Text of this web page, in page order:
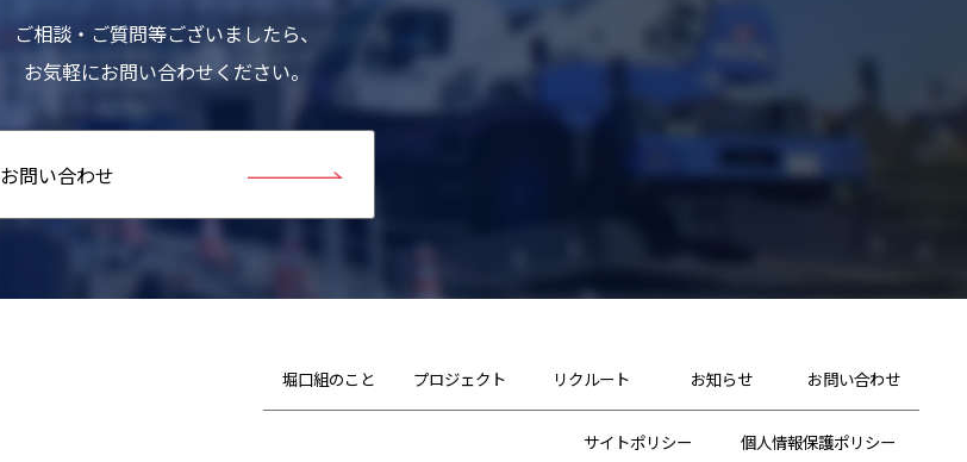
ご相談・ご質問等ございましたら、
お気軽にお問い合わせください。
お問い合わせ
堀口組のこと プロジェクト リクルート お知らせ お問い合わせ
サイトポリシー 個人情報保護ポリシー